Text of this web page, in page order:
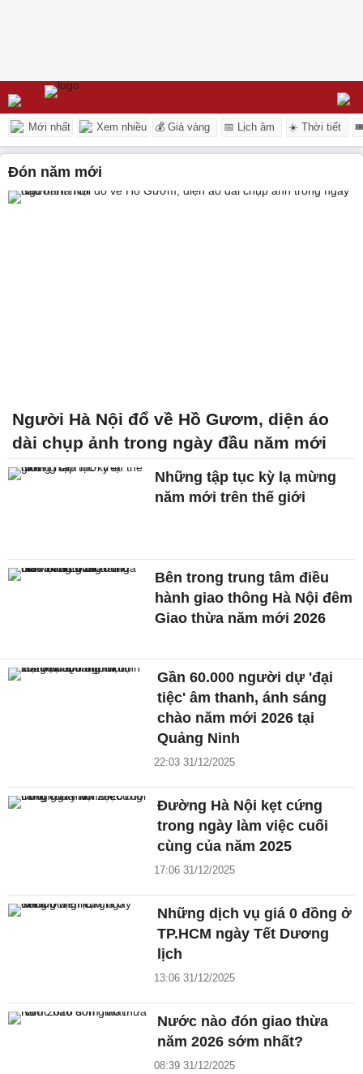
Mới nhất Xem nhiều 💰 Giá vàng 📅 Lịch âm ☀️ Thời tiết
đón năm mới
Người Hà Nội đổ về Hồ Gươm, diện áo
dài chụp ảnh trong ngày đầu năm mới
Những tập tục kỳ lạ mừng
năm mới trên thế giới
Bên trong trung tâm điều
hành giao thông Hà Nội đêm
Giao thừa năm mới 2026
Gần 60.000 người dự 'đại
tiệc' âm thanh, ánh sáng
chào năm mới 2026 tại
Quảng Ninh
22:03 31/12/2025
Đường Hà Nội kẹt cứng
trong ngày làm việc cuối
cùng của năm 2025
17:06 31/12/2025
Những dịch vụ giá 0 đồng ở
TP.HCM ngày Tết Dương
lịch
13:06 31/12/2025
Nước nào đón giao thừa
năm 2026 sớm nhất?
08:39 31/12/2025